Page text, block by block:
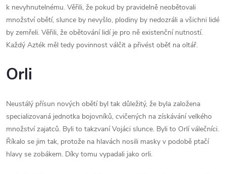
k nevyhnutelnému. Věřili, že pokud by pravidelně neobětovali
množství obětí, slunce by nevyšlo, plodiny by nedozráli a všichni lidé
by zemřeli. Věřili, že obětování lidí je pro ně existenční nutností.
Každý Azték měl tedy povinnost válčit a přivést oběť na oltář.
Orli
Neustálý přísun nových obětí byl tak důležitý, že byla založena
specializovaná jednotka bojovníků, cvičených na získávání velkého
množství zajatců. Byli to takzvaní Vojáci slunce. Byli to Orlí válečníci.
Říkalo se jim tak, protože na hlavách nosili masky v podobě ptačí
hlavy se zobákem. Díky tomu vypadali jako orli.